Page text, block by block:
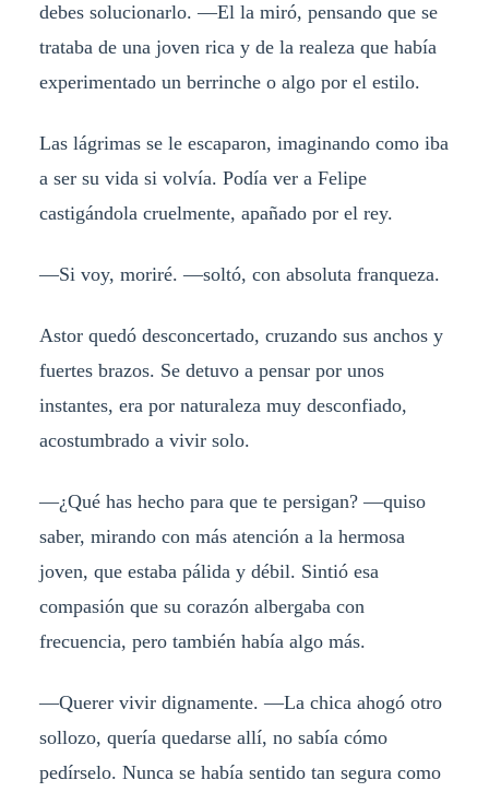
debes solucionarlo. —El la miró, pensando que se
trataba de una joven rica y de la realeza que había
experimentado un berrinche o algo por el estilo.
Las lágrimas se le escaparon, imaginando como iba
a ser su vida si volvía. Podía ver a Felipe
castigándola cruelmente, apañado por el rey.
—Si voy, moriré. —soltó, con absoluta franqueza.
Astor quedó desconcertado, cruzando sus anchos y
fuertes brazos. Se detuvo a pensar por unos
instantes, era por naturaleza muy desconfiado,
acostumbrado a vivir solo.
—¿Qué has hecho para que te persigan? —quiso
saber, mirando con más atención a la hermosa
joven, que estaba pálida y débil. Sintió esa
compasión que su corazón albergaba con
frecuencia, pero también había algo más.
—Querer vivir dignamente. —La chica ahogó otro
sollozo, quería quedarse allí, no sabía cómo
pedírselo. Nunca se había sentido tan segura como